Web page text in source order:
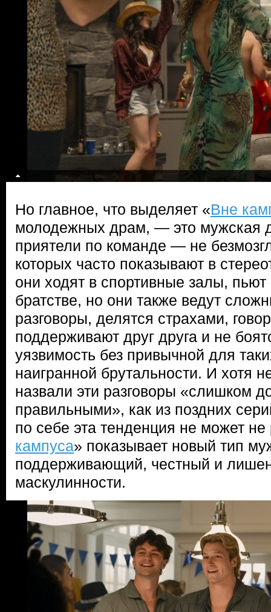
Но главное, что выделяет «Вне
молодежных драм, — это мужская
приятели по команде — не
которых часто показывают в
они ходят в спортивные залы, пьют
братстве, но они также ведут
разговоры, делятся страхами,
поддерживают друг друга и не
уязвимость без привычной для
наигранной брутальности. И хотя
назвали эти разговоры «слишком
правильными», как из поздних
по себе эта тенденция не может не
кампуса» показывает новый тип
поддерживающий, честный и
маскулинности.